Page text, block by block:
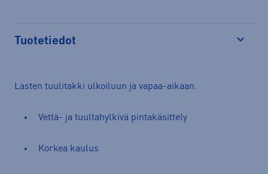
Tuotetiedot
Lasten tuulitakki ulkoiluun ja vapaa-aikaan.
Vettä- ja tuultahylkivä pintakäsittely
Korkea kaulus